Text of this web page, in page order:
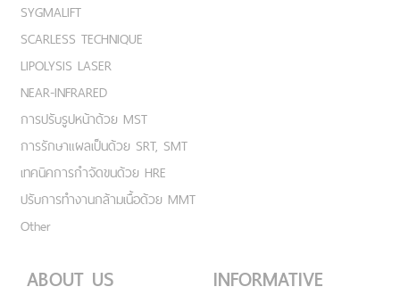
SYGMALIFT
SCARLESS TECHNIQUE
LIPOLYSIS LASER
NEAR-INFRARED
การปรับรูปหน้าด้วย MST
การรักษาแผลเป็นด้วย SRT, SMT
เทคนิคการกำจัดขนด้วย HRE
ปรับการทำงานกล้ามเนื้อด้วย MMT
Other
ABOUT US INFORMATIVE